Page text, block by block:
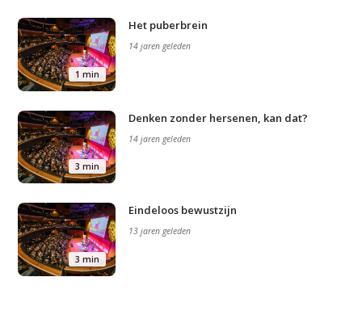
Studium Generale
Agenda
Video
Artikelen
Contact
1 min
Het puberbrein
14 jaren geleden
3 min
Denken zonder hersenen, kan dat?
14 jaren geleden
3 min
Eindeloos bewustzijn
13 jaren geleden